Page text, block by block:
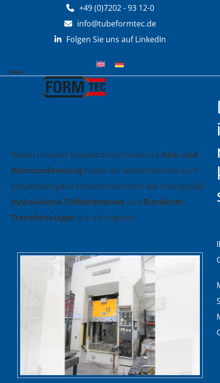
+49 (0)7202 - 93 12-0
info@tubeformtec.de
Folgen Sie uns auf LinkedIn
Mobiles
Mobiles
Neben unseren Standardmaschinen zur Kalt- und
Warmumformung haben wir wiederkehrend auch
projektbezogene Sondermaschinen wie (hausgroße)
hydraulische Tiefziehpressen und Rundknet-
Transferanlagen o.ä. im Angebot.